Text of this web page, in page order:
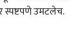
स्पष्टपणे उमटलेच.